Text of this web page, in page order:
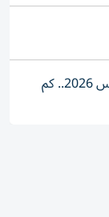
سعر الذهب في مصر اليوم الأحد 9 أغسطس 2026.. كم